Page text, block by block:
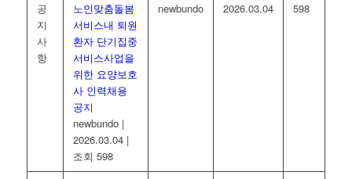
공
지
사
항
노인맞춤돌봄
서비스내 퇴원
환자 단기집중
서비스사업을
위한 요양보호
사 인력채용
공지
newbundo |
2026.03.04 |
조회 598
newbundo 2026.03.04 598